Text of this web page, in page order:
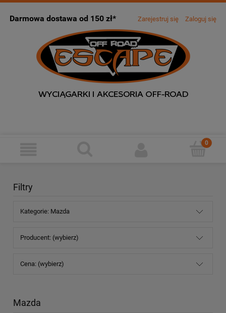
Darmowa dostawa od 150 zł* Zarejestruj się Zaloguj się
Filtry
Kategorie: Mazda
Producent: (wybierz)
Cena: (wybierz)
Mazda